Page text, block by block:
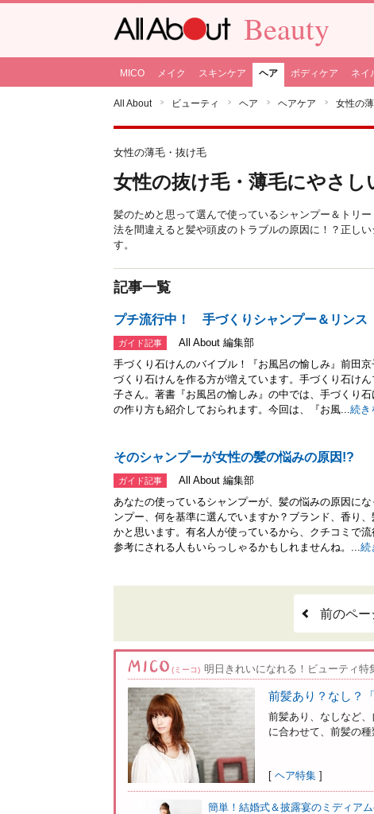
Beauty
MICO メイク スキンケア ヘア ボディケア ネイ
All About ビューティ ヘア ヘアケア 女性の
女性の薄毛・抜け毛
女性の抜け毛・薄毛にやさし
髪のためと思って選んで使っているシャンプー＆トリ
法を間違えると髪や頭皮のトラブルの原因に！？正し
す。
記事一覧
プチ流行中！ 手づくりシャンプー＆リンス
ガイド記事
All About 編集部
手づくり石けんのバイブル！『お風呂の愉しみ』前田
づくり石けんを作る方が増えています。手づくり石け
子さん。著書『お風呂の愉しみ』の中では、手づくり
の作り方も紹介しておられます。今回は、『お風...続き
そのシャンプーが女性の髪の悩みの原因!?
ガイド記事
All About 編集部
あなたの使っているシャンプーが、髪の悩みの原因に
ンプー、何を基準に選んでいますか？ブランド、香り
かと思います。有名人が使っているから、クチコミで
参考にされる人もいらっしゃるかもしれませんね。...続
前のペー
(ミーコ) 明日きれいになれる！ビューティ特
前髪あり？なし？
前髪あり、なしなど
に合わせて、前髪の
[ ヘア特集 ]
簡単！結婚式＆披露宴のミディア